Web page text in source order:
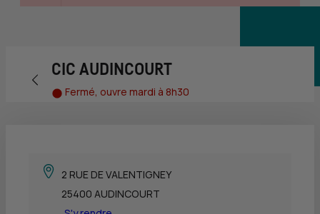
Retour vers la page précédente
CIC AUDINCOURT
Fermé, ouvre mardi à 8h30
2 RUE DE VALENTIGNEY
25400 AUDINCOURT